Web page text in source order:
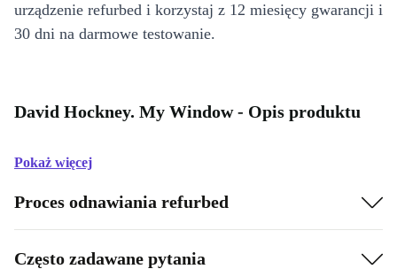
urządzenie refurbed i korzystaj z 12 miesięcy gwarancji i
30 dni na darmowe testowanie.
David Hockney. My Window - Opis produktu
Pokaż więcej
Proces odnawiania refurbed
Często zadawane pytania